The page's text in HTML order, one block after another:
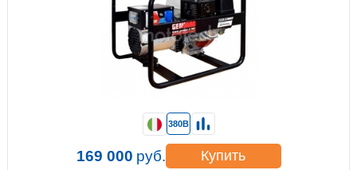
380В
169 000 руб. Купить